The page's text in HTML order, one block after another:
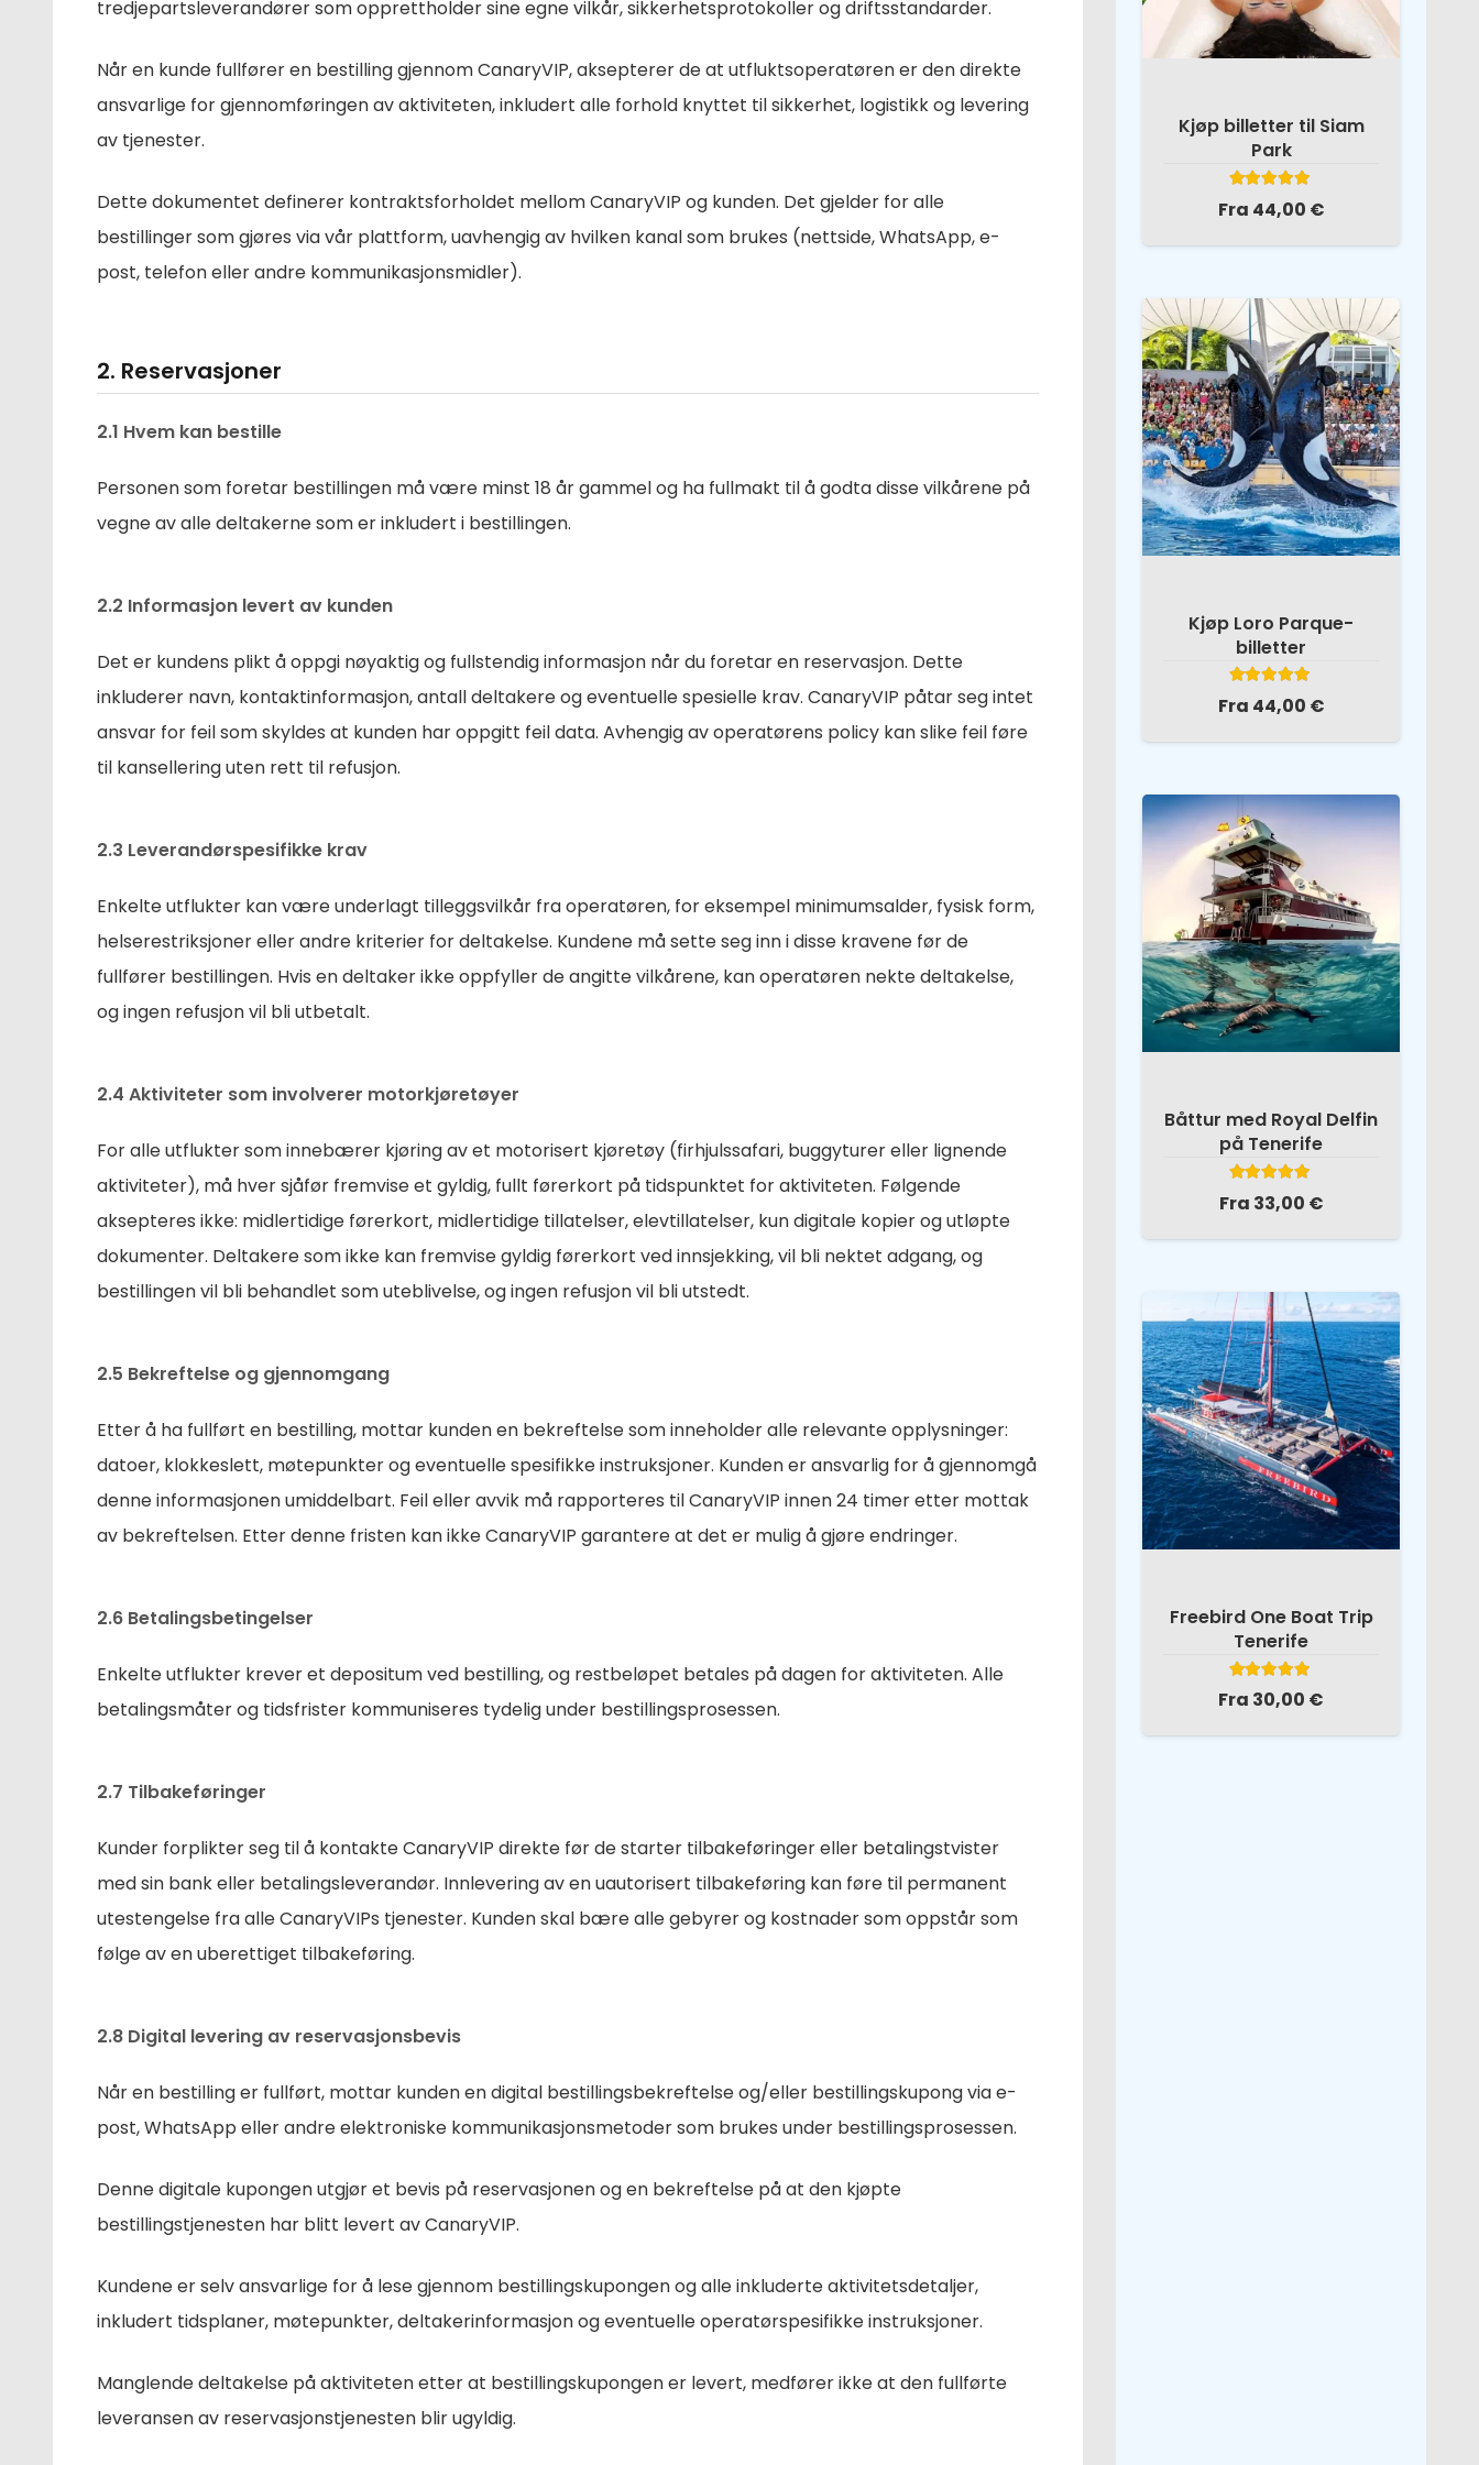
tredjepartsleverandører som opprettholder sine egne vilkår, sikkerhetsprotokoller og driftsstandarder.
Når en kunde fullfører en bestilling gjennom CanaryVIP, aksepterer de at utfluktsoperatøren er den direkte
ansvarlige for gjennomføringen av aktiviteten, inkludert alle forhold knyttet til sikkerhet, logistikk og levering
av tjenester.
Dette dokumentet definerer kontraktsforholdet mellom CanaryVIP og kunden. Det gjelder for alle
bestillinger som gjøres via vår plattform, uavhengig av hvilken kanal som brukes (nettside, WhatsApp, e-
post, telefon eller andre kommunikasjonsmidler).
2. Reservasjoner
2.1 Hvem kan bestille
Personen som foretar bestillingen må være minst 18 år gammel og ha fullmakt til å godta disse vilkårene på
vegne av alle deltakerne som er inkludert i bestillingen.
2.2 Informasjon levert av kunden
Det er kundens plikt å oppgi nøyaktig og fullstendig informasjon når du foretar en reservasjon. Dette
inkluderer navn, kontaktinformasjon, antall deltakere og eventuelle spesielle krav. CanaryVIP påtar seg intet
ansvar for feil som skyldes at kunden har oppgitt feil data. Avhengig av operatørens policy kan slike feil føre
til kansellering uten rett til refusjon.
2.3 Leverandørspesifikke krav
Enkelte utflukter kan være underlagt tilleggsvilkår fra operatøren, for eksempel minimumsalder, fysisk form,
helserestriksjoner eller andre kriterier for deltakelse. Kundene må sette seg inn i disse kravene før de
fullfører bestillingen. Hvis en deltaker ikke oppfyller de angitte vilkårene, kan operatøren nekte deltakelse,
og ingen refusjon vil bli utbetalt.
2.4 Aktiviteter som involverer motorkjøretøyer
For alle utflukter som innebærer kjøring av et motorisert kjøretøy (firhjulssafari, buggyturer eller lignende
aktiviteter), må hver sjåfør fremvise et gyldig, fullt førerkort på tidspunktet for aktiviteten. Følgende
aksepteres ikke: midlertidige førerkort, midlertidige tillatelser, elevtillatelser, kun digitale kopier og utløpte
dokumenter. Deltakere som ikke kan fremvise gyldig førerkort ved innsjekking, vil bli nektet adgang, og
bestillingen vil bli behandlet som uteblivelse, og ingen refusjon vil bli utstedt.
2.5 Bekreftelse og gjennomgang
Etter å ha fullført en bestilling, mottar kunden en bekreftelse som inneholder alle relevante opplysninger:
datoer, klokkeslett, møtepunkter og eventuelle spesifikke instruksjoner. Kunden er ansvarlig for å gjennomgå
denne informasjonen umiddelbart. Feil eller avvik må rapporteres til CanaryVIP innen 24 timer etter mottak
av bekreftelsen. Etter denne fristen kan ikke CanaryVIP garantere at det er mulig å gjøre endringer.
2.6 Betalingsbetingelser
Enkelte utflukter krever et depositum ved bestilling, og restbeløpet betales på dagen for aktiviteten. Alle
betalingsmåter og tidsfrister kommuniseres tydelig under bestillingsprosessen.
2.7 Tilbakeføringer
Kunder forplikter seg til å kontakte CanaryVIP direkte før de starter tilbakeføringer eller betalingstvister
med sin bank eller betalingsleverandør. Innlevering av en uautorisert tilbakeføring kan føre til permanent
utestengelse fra alle CanaryVIPs tjenester. Kunden skal bære alle gebyrer og kostnader som oppstår som
følge av en uberettiget tilbakeføring.
2.8 Digital levering av reservasjonsbevis
Når en bestilling er fullført, mottar kunden en digital bestillingsbekreftelse og/eller bestillingskupong via e-
post, WhatsApp eller andre elektroniske kommunikasjonsmetoder som brukes under bestillingsprosessen.
Denne digitale kupongen utgjør et bevis på reservasjonen og en bekreftelse på at den kjøpte
bestillingstjenesten har blitt levert av CanaryVIP.
Kundene er selv ansvarlige for å lese gjennom bestillingskupongen og alle inkluderte aktivitetsdetaljer,
inkludert tidsplaner, møtepunkter, deltakerinformasjon og eventuelle operatørspesifikke instruksjoner.
Manglende deltakelse på aktiviteten etter at bestillingskupongen er levert, medfører ikke at den fullførte
leveransen av reservasjonstjenesten blir ugyldig.
Kjøp billetter til Siam
Park
Fra 44,00 €
Kjøp Loro Parque-
billetter
Fra 44,00 €
Båttur med Royal Delfin
på Tenerife
Fra 33,00 €
Freebird One Boat Trip
Tenerife
Fra 30,00 €